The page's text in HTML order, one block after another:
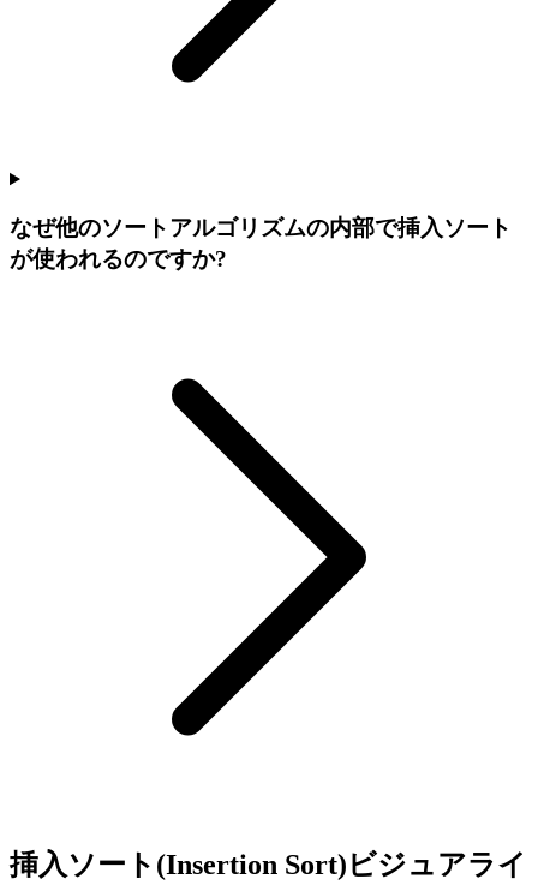
なぜ他のソートアルゴリズムの内部で挿入ソート
が使われるのですか?
挿入ソート(Insertion Sort)ビジュアライ